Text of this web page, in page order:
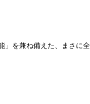
」を兼ね備えた、まさに